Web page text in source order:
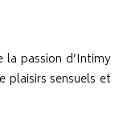
passion d’Intimy
plaisirs sensuels et